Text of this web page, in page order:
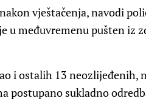
vještačenja, navodi
u međuvremenu pušten iz
i ostalih 13 neozlijeđenih,
postupano sukladno